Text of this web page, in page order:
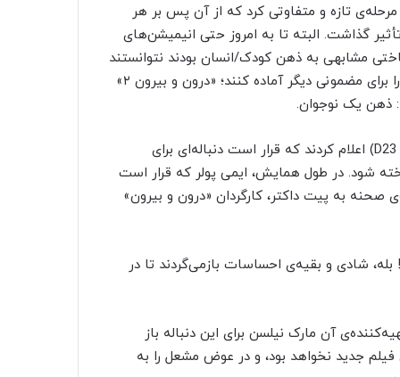
تازه و متفاوتی کرد که از آن پس بر هر
گذاشت. البته تا به امروز حتی انیمیشن‌های
مشابهی به ذهن کودک/انسان بودند نتوانستند
به همان موفقیت دست یابند. حالا طرفداران پیکسار باید خود را برای مضمونی دیگر آماده کنند؛ «درون و بیرون ۲»
دیزنی و پیکسار ماه سپتامبر سال ۲۰۲۲ در اکسپو دی۲۳ (D23 Expo) اعلام کردند که قرار است دنباله‌ای برای
اسکار «درون و بیرون» محصول سال ۲۰۱۵ ساخته شود. در طول همایش، ایمی پولر که قرار است
به پیت داکتر، کارگردان «درون و بیرون»
دارد درون و بیرون ۲ را می‌سازد! بله، شادی و بقیه‌ی احساسات بازمی‌گردند تا در
آن مارک نیلسن برای این دنباله باز
جدید نخواهد بود، و در عوض مشعل را به